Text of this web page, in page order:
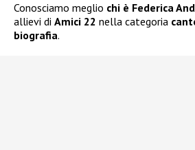
Conosciamo meglio chi è Federica
allievi di Amici 22 nella categoria
biografia.